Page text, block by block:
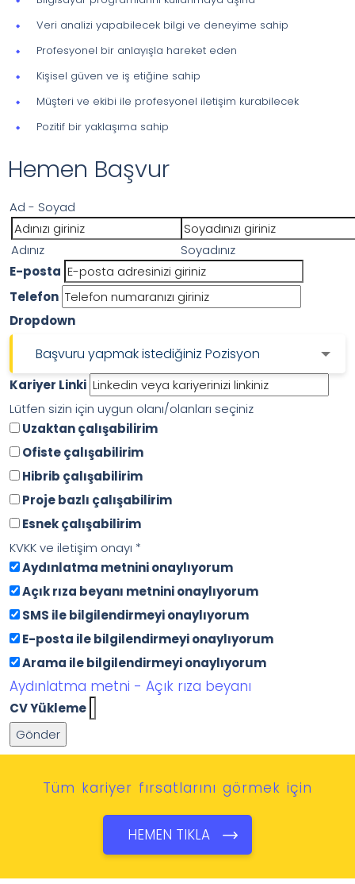
Veri analizi yapabilecek bilgi ve deneyime sahip
Profesyonel bir anlayışla hareket eden
Kişisel güven ve iş etiğine sahip
Müşteri ve ekibi ile profesyonel iletişim kurabilecek
Pozitif bir yaklaşıma sahip
Hemen Başvur
Kariyer
Başvuru
Formu
Ad - Soyad
Adınız
Adınız
Soyadınız
Soyadınız
E-posta
Telefon
Dropdown
Başvuru yapmak istediğiniz Pozisyon
Dropdown
Kariyer Linki
Lütfen sizin için uygun olanı/olanları seçiniz
Uzaktan çalışabilirim
Ofiste çalışabilirim
Hibrib çalışabilirim
Proje bazlı çalışabilirim
Esnek çalışabilirim
KVKK ve iletişim onayı *
Aydınlatma metnini onaylıyorum
Açık rıza beyanı metnini onaylıyorum
SMS ile bilgilendirmeyi onaylıyorum
E-posta ile bilgilendirmeyi onaylıyorum
Arama ile bilgilendirmeyi onaylıyorum
Aydınlatma metni - Açık rıza beyanı
CV Yükleme
Gönder
Tüm kariyer fırsatlarını görmek için
HEMEN TIKLA